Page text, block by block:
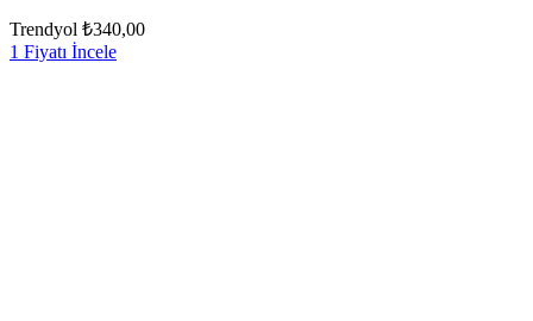
Trendyol ₺340,00
1 Fiyatı İncele